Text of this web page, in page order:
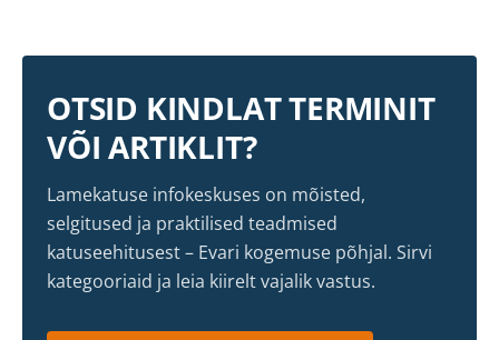
OTSID KINDLAT TERMINIT
VÕI ARTIKLIT?
Lamekatuse infokeskuses on mõisted,
selgitused ja praktilised teadmised
katuseehitusest – Evari kogemuse põhjal. Sirvi
kategooriaid ja leia kiirelt vajalik vastus.